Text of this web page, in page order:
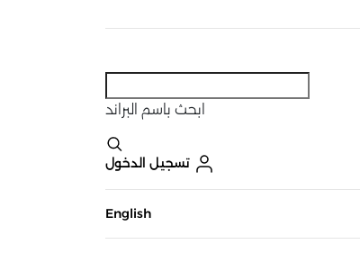
ابحث باسم البراند
تسجيل الدخول
English